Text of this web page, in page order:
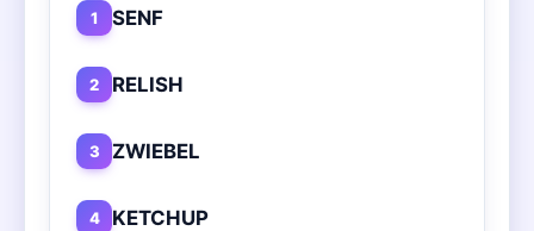
1 SENF
2 RELISH
3 ZWIEBEL
4 KETCHUP